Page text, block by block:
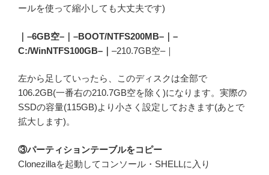
ールを使って縮小しても大丈夫です)
｜–6GB空–｜–BOOT/NTFS200MB–｜–
C:/WinNTFS100GB–｜ –210.7GB空–｜
左から足していったら、このディスクは全部で
106.2GB(一番右の210.7GB空を除く)になります。実際の
SSDの容量(115GB)より小さく設定しておきます(あとで
拡大します)。
③パーティションテーブルをコピー
Clonezillaを起動してコンソール・SHELLに入り